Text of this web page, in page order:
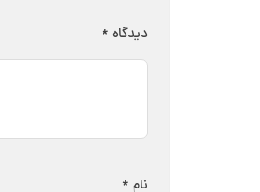
دیدگاه *
نام *